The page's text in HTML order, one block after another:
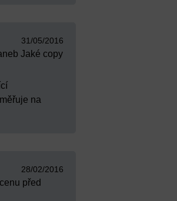
31/05/2016
Jaké copy
na
28/02/2016
před